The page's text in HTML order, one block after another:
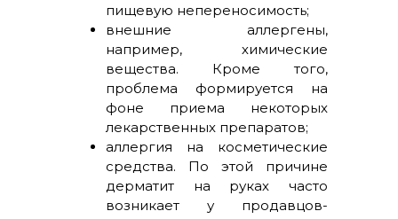
пищевую непереносимость;
внешние аллергены,
например, химические
вещества. Кроме того,
проблема формируется на
фоне приема некоторых
лекарственных препаратов;
аллергия на косметические
средства. По этой причине
дерматит на руках часто
возникает у продавцов-